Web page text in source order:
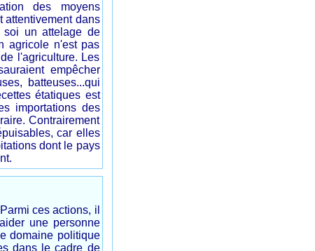
des moyens
attentivement dans
soi un attelage de
agricole n'est pas
l'agriculture. Les
empêcher
batteuses...qui
étatiques est
importations des
Contrairement
car elles
dont le pays
ces actions, il
une personne
domaine politique
dans le cadre de